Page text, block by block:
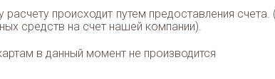
расчету происходит путем предоставления
средств на счет нашей компании).
в данный момент не производится